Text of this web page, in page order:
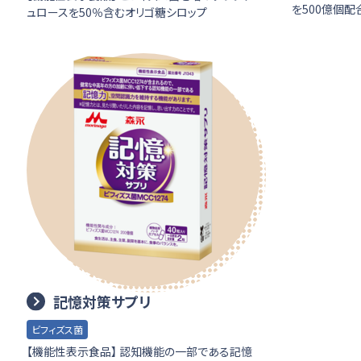
ュロースを50％含むオリゴ糖シロップ
を500億個配
記憶対策サプリ
ビフィズス菌
【機能性表示食品】 認知機能の一部である記憶